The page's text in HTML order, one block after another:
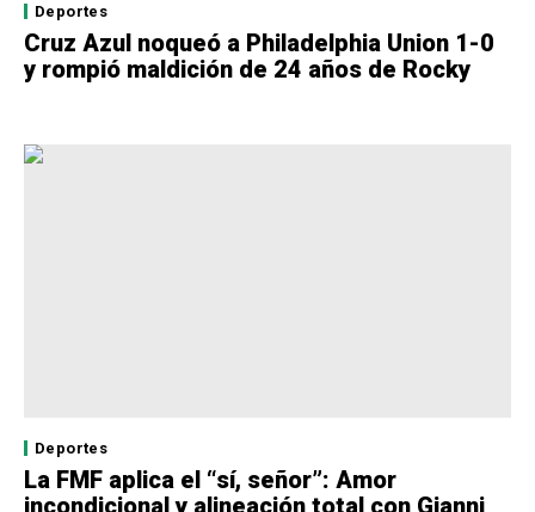
Deportes
Cruz Azul noqueó a Philadelphia Union 1-0
y rompió maldición de 24 años de Rocky
Deportes
La FMF aplica el “sí, señor”: Amor